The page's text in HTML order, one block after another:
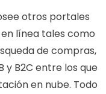
otros portales
línea tales como
de compras,
y B2C entre los que
en nube. Todo